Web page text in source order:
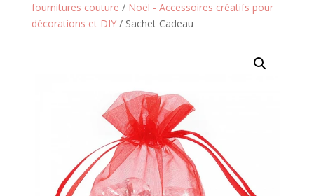
fournitures couture / Noël - Accessoires créatifs pour
décorations et DIY/ Sachet Cadeau